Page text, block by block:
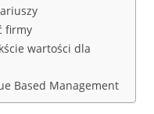
firmy
wartości dla
Based Management